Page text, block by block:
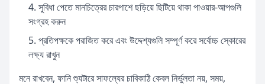
সুবিধা পেতে মানচিত্রের চারপাশে ছড়িয়ে ছিটিয়ে থাকা পাওয়ার-আপগুলি
সংগ্রহ করুন
প্রতিপক্ষকে পরাজিত করে এবং উদ্দেশ্যগুলি সম্পূর্ণ করে সর্বোচ্চ স্কোরের
লক্ষ্য রাখুন
মনে রাখবেন, ফানি শ্যুটারে সাফল্যের চাবিকাঠি কেবল নির্ভুলতা নয়, সময়,